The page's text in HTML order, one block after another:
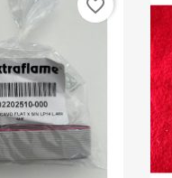
favorite_border